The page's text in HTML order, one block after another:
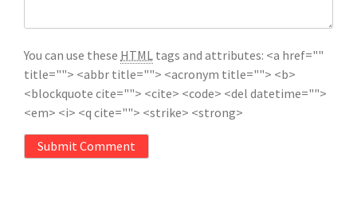
You can use these HTML tags and attributes: <a href=""
title=""> <abbr title=""> <acronym title=""> <b>
<blockquote cite=""> <cite> <code> <del datetime="">
<em> <i> <q cite=""> <strike> <strong>
Submit Comment